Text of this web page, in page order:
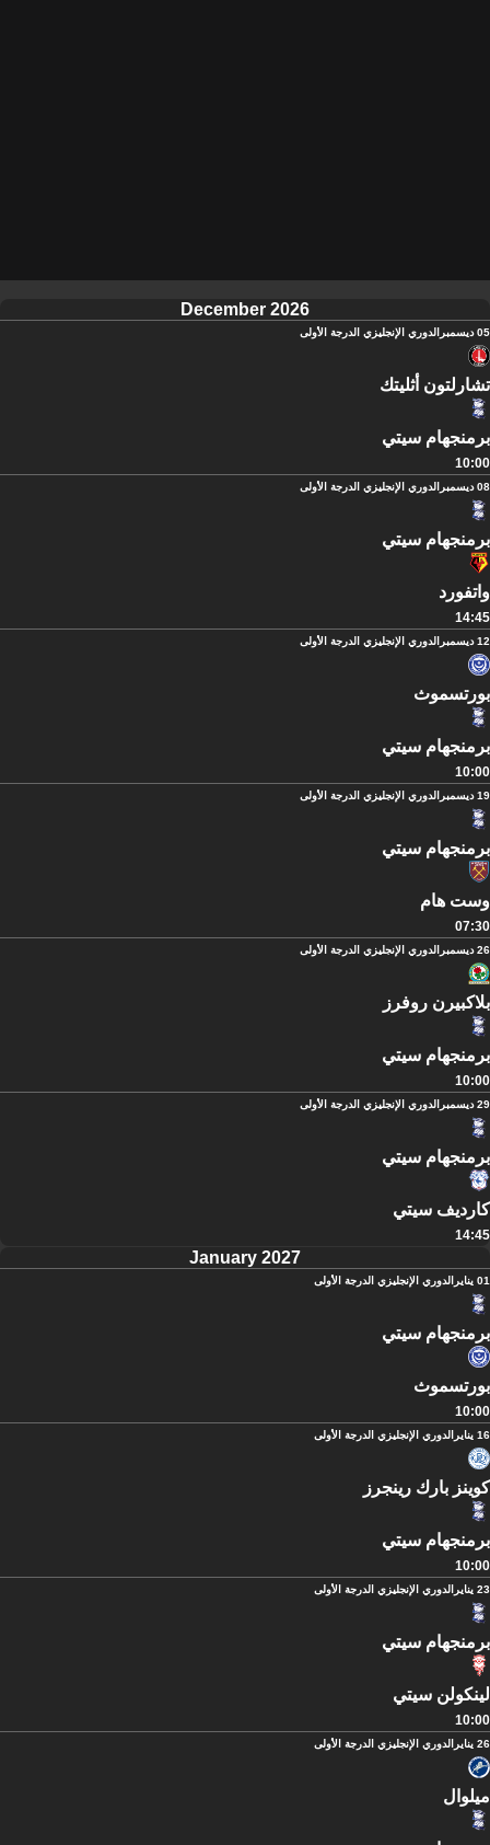
December 2026
05 ديسمبر الدوري الإنجليزي الدرجة الأولى
تشارلتون أثليتك
برمنجهام سيتي
10:00
08 ديسمبر الدوري الإنجليزي الدرجة الأولى
برمنجهام سيتي
واتفورد
14:45
12 ديسمبر الدوري الإنجليزي الدرجة الأولى
بورتسموث
برمنجهام سيتي
10:00
19 ديسمبر الدوري الإنجليزي الدرجة الأولى
برمنجهام سيتي
وست هام
07:30
26 ديسمبر الدوري الإنجليزي الدرجة الأولى
بلاكبيرن روفرز
برمنجهام سيتي
10:00
29 ديسمبر الدوري الإنجليزي الدرجة الأولى
برمنجهام سيتي
كارديف سيتي
14:45
January 2027
01 يناير الدوري الإنجليزي الدرجة الأولى
برمنجهام سيتي
بورتسموث
10:00
16 يناير الدوري الإنجليزي الدرجة الأولى
كوينز بارك رينجرز
برمنجهام سيتي
10:00
23 يناير الدوري الإنجليزي الدرجة الأولى
برمنجهام سيتي
لينكولن سيتي
10:00
26 يناير الدوري الإنجليزي الدرجة الأولى
ميلوال